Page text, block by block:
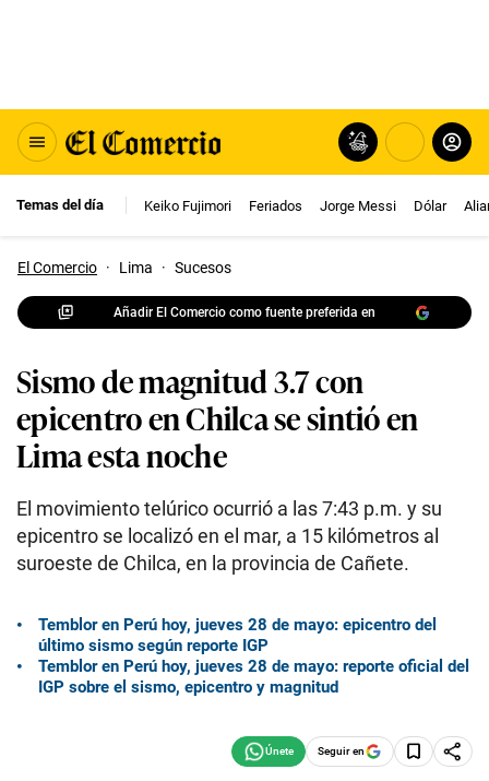
Temas del día Keiko Fujimori Feriados Jorge Messi Dólar
El Comercio · Lima · Sucesos
Añadir El Comercio como fuente preferida en
Sismo de magnitud 3.7 con
epicentro en Chilca se sintió en
Lima esta noche
El movimiento telúrico ocurrió a las 7:43 p.m. y su
epicentro se localizó en el mar, a 15 kilómetros al
suroeste de Chilca, en la provincia de Cañete.
Temblor en Perú hoy, jueves 28 de mayo: epicentro del
último sismo según reporte IGP
Temblor en Perú hoy, jueves 28 de mayo: reporte oficial del
IGP sobre el sismo, epicentro y magnitud
Seguir en